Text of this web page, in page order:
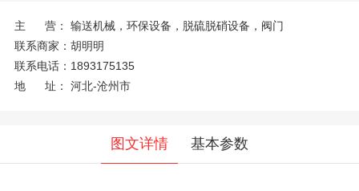
主 营：
输送机械，环保设备，脱硫脱硝设备，阀门
联系商家： 胡明明
联系电话： 1893175135
地 址：
河北-沧州市
图文详情 基本参数